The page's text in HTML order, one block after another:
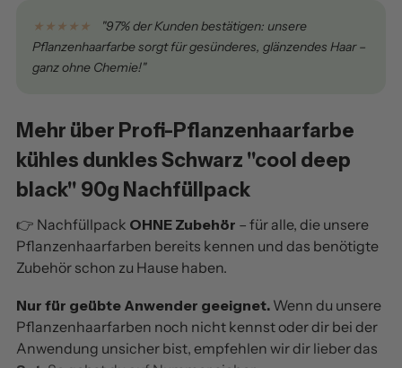
★★★★★
"97% der Kunden bestätigen: unsere
Pflanzenhaarfarbe sorgt für gesünderes, glänzendes Haar –
ganz ohne Chemie!"
Mehr über Profi-Pflanzenhaarfarbe
kühles dunkles Schwarz "cool deep
black" 90g Nachfüllpack
👉 Nachfüllpack OHNE Zubehör – für alle, die unsere
Pflanzenhaarfarben bereits kennen und das benötigte
Zubehör schon zu Hause haben.
Nur für geübte Anwender geeignet. Wenn du unsere
Pflanzenhaarfarben noch nicht kennst oder dir bei der
Anwendung unsicher bist, empfehlen wir dir lieber das